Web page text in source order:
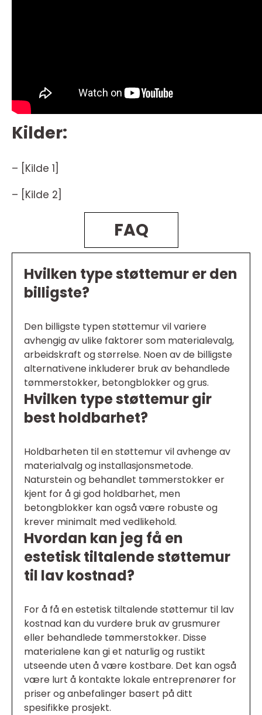
Kilder:
– [Kilde 1]
– [Kilde 2]
FAQ
Hvilken type støttemur er den
billigste?
Den billigste typen støttemur vil variere
avhengig av ulike faktorer som materialevalg,
arbeidskraft og størrelse. Noen av de billigste
alternativene inkluderer bruk av behandlede
tømmerstokker, betongblokker og grus.
Hvilken type støttemur gir
best holdbarhet?
Holdbarheten til en støttemur vil avhenge av
materialvalg og installasjonsmetode.
Naturstein og behandlet tømmerstokker er
kjent for å gi god holdbarhet, men
betongblokker kan også være robuste og
krever minimalt med vedlikehold.
Hvordan kan jeg få en
estetisk tiltalende støttemur
til lav kostnad?
For å få en estetisk tiltalende støttemur til lav
kostnad kan du vurdere bruk av grusmurer
eller behandlede tømmerstokker. Disse
materialene kan gi et naturlig og rustikt
utseende uten å være kostbare. Det kan også
være lurt å kontakte lokale entreprenører for
priser og anbefalinger basert på ditt
spesifikke prosjekt.